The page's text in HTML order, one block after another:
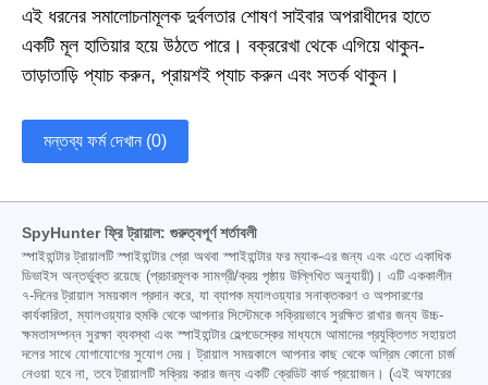
এই ধরনের সমালোচনামূলক দুর্বলতার শোষণ সাইবার অপরাধীদের হাতে
একটি মূল হাতিয়ার হয়ে উঠতে পারে। বক্ররেখা থেকে এগিয়ে থাকুন-
তাড়াতাড়ি প্যাচ করুন, প্রায়শই প্যাচ করুন এবং সতর্ক থাকুন।
মন্তব্য ফর্ম দেখান (0)
SpyHunter ফ্রি ট্রায়াল: গুরুত্বপূর্ণ শর্তাবলী
স্পাইহান্টার ট্রায়ালটি স্পাইহান্টার প্রো অথবা স্পাইহান্টার ফর ম্যাক-এর জন্য এবং এতে একাধিক
ডিভাইস অন্তর্ভুক্ত রয়েছে (প্রচারমূলক সামগ্রী/ক্রয় পৃষ্ঠায় উল্লিখিত অনুযায়ী)। এটি এককালীন
৭-দিনের ট্রায়াল সময়কাল প্রদান করে, যা ব্যাপক ম্যালওয়্যার সনাক্তকরণ ও অপসারণের
কার্যকারিতা, ম্যালওয়্যার হুমকি থেকে আপনার সিস্টেমকে সক্রিয়ভাবে সুরক্ষিত রাখার জন্য উচ্চ-
ক্ষমতাসম্পন্ন সুরক্ষা ব্যবস্থা এবং স্পাইহান্টার হেল্পডেস্কের মাধ্যমে আমাদের প্রযুক্তিগত সহায়তা
দলের সাথে যোগাযোগের সুযোগ দেয়। ট্রায়াল সময়কালে আপনার কাছ থেকে অগ্রিম কোনো চার্জ
নেওয়া হবে না, তবে ট্রায়ালটি সক্রিয় করার জন্য একটি ক্রেডিট কার্ড প্রয়োজন। (এই অফারের